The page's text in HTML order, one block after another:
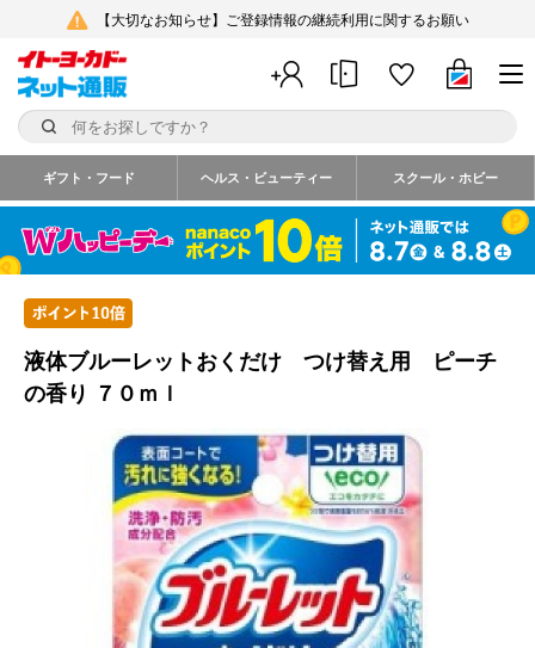
【大切なお知らせ】ご登録情報の継続利用に関するお願い
ギフト・フード ヘルス・ビューティー スクール・ホビー
液体ブルーレットおくだけ つけ替え用 ピーチ
の香り ７０ｍｌ